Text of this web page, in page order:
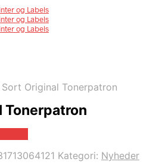
Sort Original Tonerpatron
Tonerpatron
Kategori: Nyheder